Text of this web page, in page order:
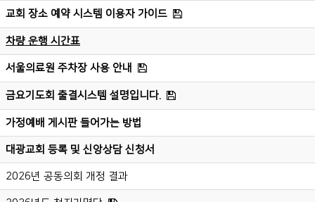
교회 장소 예약 시스템 이용자 가이드
차량 운행 시간표
서울의료원 주차장 사용 안내
금요기도회 출결시스템 설명입니다.
가정예배 게시판 들어가는 방법
대광교회 등록 및 신앙상담 신청서
2026년 공동의회 개정 결과